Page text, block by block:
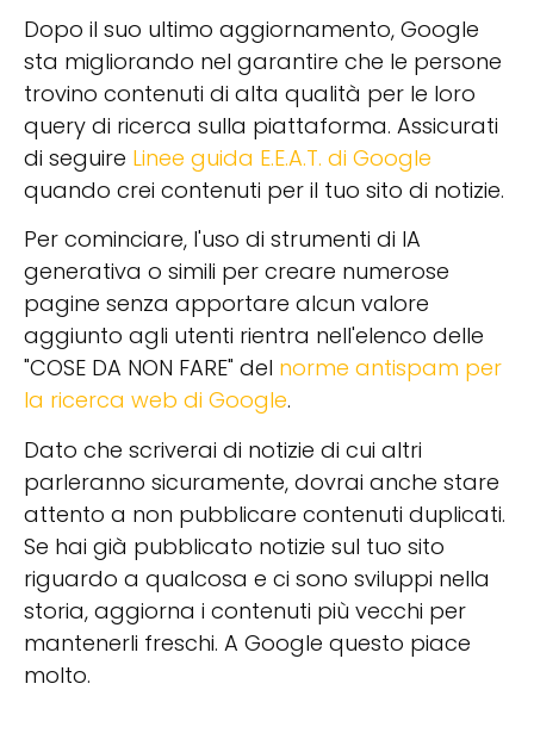
Dopo il suo ultimo aggiornamento, Google
sta migliorando nel garantire che le persone
trovino contenuti di alta qualità per le loro
query di ricerca sulla piattaforma. Assicurati
di seguire Linee guida E.E.A.T. di Google
quando crei contenuti per il tuo sito di notizie.
Per cominciare, l'uso di strumenti di IA
generativa o simili per creare numerose
pagine senza apportare alcun valore
aggiunto agli utenti rientra nell'elenco delle
"COSE DA NON FARE" del norme antispam per
la ricerca web di Google.
Dato che scriverai di notizie di cui altri
parleranno sicuramente, dovrai anche stare
attento a non pubblicare contenuti duplicati.
Se hai già pubblicato notizie sul tuo sito
riguardo a qualcosa e ci sono sviluppi nella
storia, aggiorna i contenuti più vecchi per
mantenerli freschi. A Google questo piace
molto.